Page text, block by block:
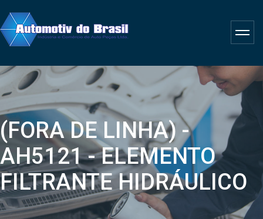
(FORA DE LINHA) -
AH5121 - ELEMENTO
FILTRANTE HIDRÁULICO